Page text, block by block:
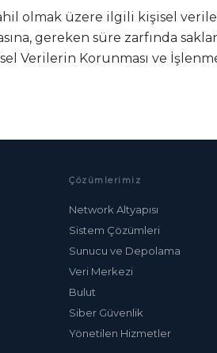
olmak üzere ilgili kişisel
gereken süre zarfında
Verilerin Korunması ve
Çözümlerimiz
Network Altyapısı
Sistem Çözümleri
Sunucu ve Depolama
Veri Merkezi
Bulut
Siber Güvenlik
Yönetilen Hizmetler